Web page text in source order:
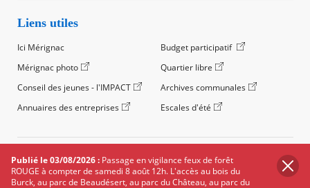
Publié le 03/08/2026 : Passage en vigilance feux de forêt
ROUGE à compter de samedi 8 août 12h. L'accès au bois du
Burck, au parc de Beaudésert, au parc du Château, au parc du
Liens utiles
Ici Mérignac
Budget participatif
Mérignac photo
Quartier libre
Conseil des jeunes - l'IMPACT
Archives communales
Annuaires des entreprises
Escales d'été
©2024 Ville de Mérignac, Tous droits réservés
Footer
Mentions légales Salle de presse Recrutement